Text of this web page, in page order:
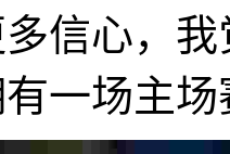
信心，
一场主